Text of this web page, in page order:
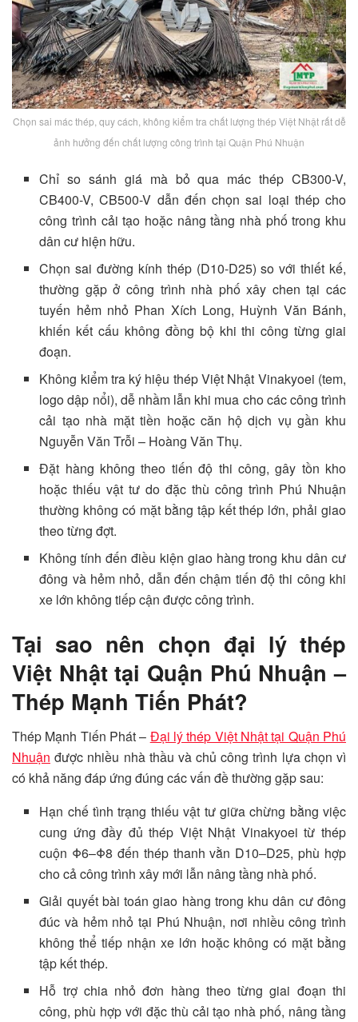
Chọn sai mác thép, quy cách, không kiểm tra chất lượng thép Việt Nhật rất dễ
ảnh hưởng đến chất lượng công trình tại Quận Phú Nhuận
Chỉ so sánh giá mà bỏ qua mác thép CB300-V,
CB400-V, CB500-V dẫn đến chọn sai loại thép cho
công trình cải tạo hoặc nâng tầng nhà phố trong khu
dân cư hiện hữu.
Chọn sai đường kính thép (D10-D25) so với thiết kế,
thường gặp ở công trình nhà phố xây chen tại các
tuyến hẻm nhỏ Phan Xích Long, Huỳnh Văn Bánh,
khiến kết cấu không đồng bộ khi thi công từng giai
đoạn.
Không kiểm tra ký hiệu thép Việt Nhật Vinakyoei (tem,
logo dập nổi), dễ nhầm lẫn khi mua cho các công trình
cải tạo nhà mặt tiền hoặc căn hộ dịch vụ gần khu
Nguyễn Văn Trỗi – Hoàng Văn Thụ.
Đặt hàng không theo tiến độ thi công, gây tồn kho
hoặc thiếu vật tư do đặc thù công trình Phú Nhuận
thường không có mặt bằng tập kết thép lớn, phải giao
theo từng đợt.
Không tính đến điều kiện giao hàng trong khu dân cư
đông và hẻm nhỏ, dẫn đến chậm tiến độ thi công khi
xe lớn không tiếp cận được công trình.
Tại sao nên chọn đại lý thép
Việt Nhật tại Quận Phú Nhuận –
Thép Mạnh Tiến Phát?
Thép Mạnh Tiến Phát – Đại lý thép Việt Nhật tại Quận Phú
Nhuận được nhiều nhà thầu và chủ công trình lựa chọn vì
có khả năng đáp ứng đúng các vấn đề thường gặp sau:
Hạn chế tình trạng thiếu vật tư giữa chừng bằng việc
cung ứng đầy đủ thép Việt Nhật Vinakyoei từ thép
cuộn Φ6–Φ8 đến thép thanh vằn D10–D25, phù hợp
cho cả công trình xây mới lẫn nâng tầng nhà phố.
Giải quyết bài toán giao hàng trong khu dân cư đông
đúc và hẻm nhỏ tại Phú Nhuận, nơi nhiều công trình
không thể tiếp nhận xe lớn hoặc không có mặt bằng
tập kết thép.
Hỗ trợ chia nhỏ đơn hàng theo từng giai đoạn thi
công, phù hợp với đặc thù cải tạo nhà phố, nâng tầng